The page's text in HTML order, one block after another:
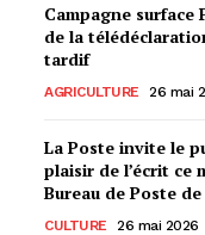
Campagne surface
de la
tardif
AGRICULTURE 26 mai
La Poste invite le
plaisir de l’écrit ce
Bureau de Poste
CULTURE 26 mai 2026